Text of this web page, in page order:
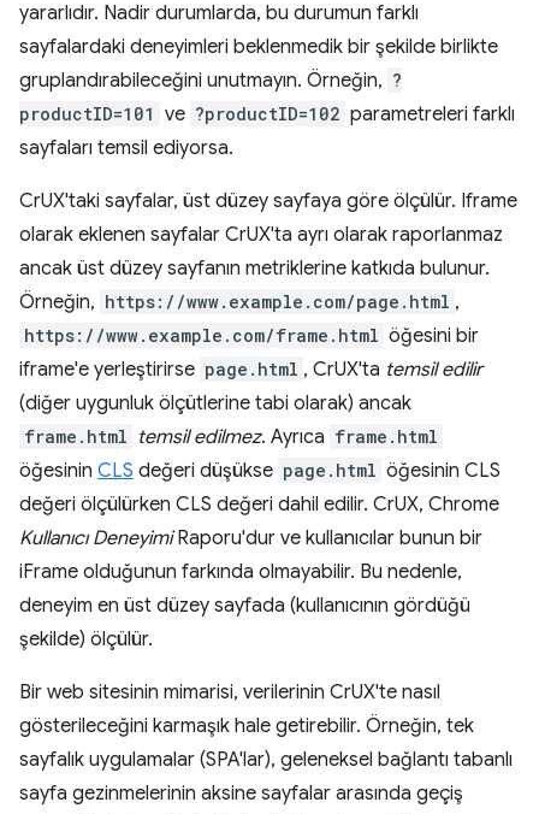
yararlıdır. Nadir durumlarda, bu durumun farklı
sayfalardaki deneyimleri beklenmedik bir şekilde birlikte
gruplandırabileceğini unutmayın. Örneğin, ?
productID=101 ve ?productID=102 parametreleri farklı
sayfaları temsil ediyorsa.
CrUX'taki sayfalar, üst düzey sayfaya göre ölçülür. Iframe
olarak eklenen sayfalar CrUX'ta ayrı olarak raporlanmaz
ancak üst düzey sayfanın metriklerine katkıda bulunur.
Örneğin, https://www.example.com/page.html ,
https://www.example.com/frame.html öğesini bir
iframe'e yerleştirirse page.html , CrUX'ta temsil edilir
(diğer uygunluk ölçütlerine tabi olarak) ancak
frame.html temsil edilmez. Ayrıca frame.html
öğesinin CLS değeri düşükse page.html öğesinin CLS
değeri ölçülürken CLS değeri dahil edilir. CrUX, Chrome
Kullanıcı DeneyimiRaporu'dur ve kullanıcılar bunun bir
iFrame olduğunun farkında olmayabilir. Bu nedenle,
deneyim en üst düzey sayfada (kullanıcının gördüğü
şekilde) ölçülür.
Bir web sitesinin mimarisi, verilerinin CrUX'te nasıl
gösterileceğini karmaşık hale getirebilir. Örneğin, tek
sayfalık uygulamalar (SPA'lar), geleneksel bağlantı tabanlı
sayfa gezinmelerinin aksine sayfalar arasında geçiş